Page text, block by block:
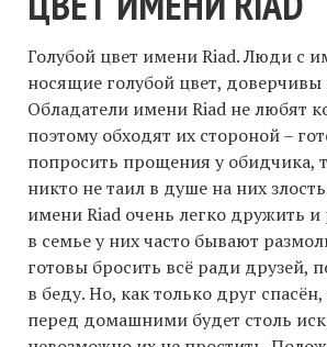
Голубой цвет имени Riad. Люди с
носящие голубой цвет, доверчивы
Обладатели имени Riad не любят
поэтому обходят их стороной –
попросить прощения у обидчика,
никто не таил в душе на них
имени Riad очень легко дружить и
в семье у них часто бывают
готовы бросить всё ради друзей,
в беду. Но, как только друг
перед домашними будет столь